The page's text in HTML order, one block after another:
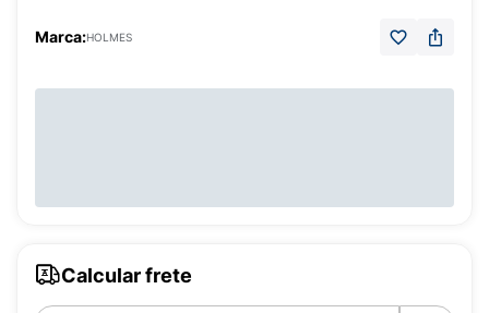
Marca:HOLMES
Calcular frete